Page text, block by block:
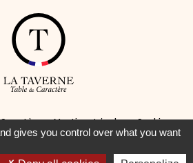
Caractère —Mentions Légales–Cookies
une activité physique régulière
gives you control over what you want